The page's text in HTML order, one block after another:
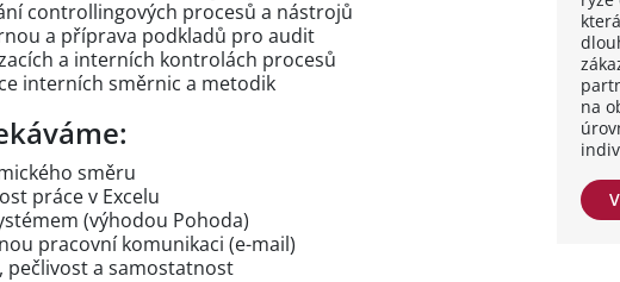
na
controllingových procesů a nástrojů
a příprava podkladů pro audit
a interních kontrolách procesů
interních směrnic a metodik
směru
práce v Excelu
(výhodou Pohoda)
pracovní komunikaci (e-mail)
pečlivost a samostatnost